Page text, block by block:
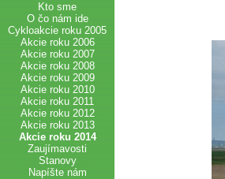
Kto sme
O čo nám ide
Cykloakcie roku 2005
Akcie roku 2006
Akcie roku 2007
Akcie roku 2008
Akcie roku 2009
Akcie roku 2010
Akcie roku 2011
Akcie roku 2012
Akcie roku 2013
Akcie roku 2014
Zaujímavosti
Stanovy
Napíšte nám